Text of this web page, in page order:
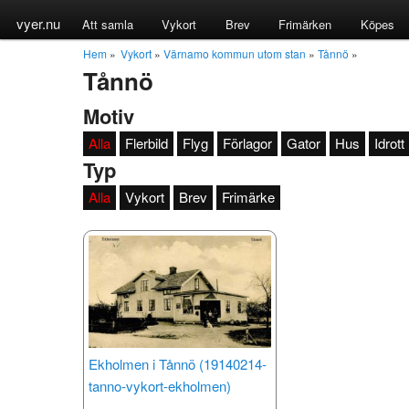
vyer.nu Att samla Vykort Brev Frimärken Köpes
Hem » Vykort » Värnamo kommun utom stan » Tånnö »
Tånnö
Motiv
Alla Flerbild Flyg Förlagor Gator Hus Idrott
Typ
Alla Vykort Brev Frimärke
Ekholmen i Tånnö (19140214-
tanno-vykort-ekholmen)